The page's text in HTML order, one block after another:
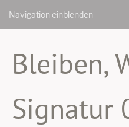
Navigation einblenden
Bleiben,
Signatur